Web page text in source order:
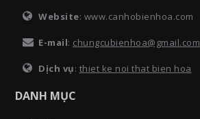
Website: www.canhobienhoa.com
E-mail: chungcubienhoa@gmail.com
Dịch vụ: thiet ke noi that bien hoa
DANH MỤC